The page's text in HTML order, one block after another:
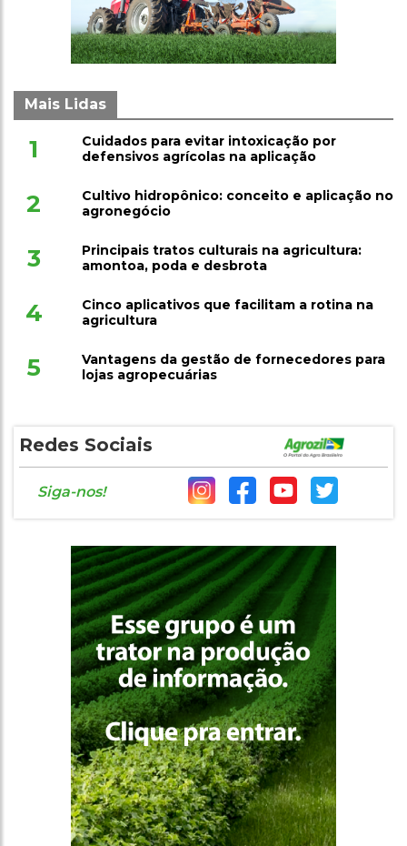
Mais Lidas
1
Cuidados para evitar intoxicação por
defensivos agrícolas na aplicação
2
Cultivo hidropônico: conceito e aplicação no
agronegócio
3
Principais tratos culturais na agricultura:
amontoa, poda e desbrota
4
Cinco aplicativos que facilitam a rotina na
agricultura
5
Vantagens da gestão de fornecedores para
lojas agropecuárias
Redes Sociais
Siga-nos!